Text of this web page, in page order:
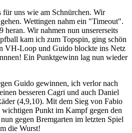
für uns wie am Schnürchen. Wir
Wettingen nahm ein "Timeout".
heran. Wir nahmen nun unsererseits
kam ich zum Topspin, ging schön
VH-Loop und Guido blockte ins Netz
Ein Punktgewinn lag nun wieder
Guido gewinnen, ich verlor nach
besseren Cagri und auch Daniel
(4,9,10). Mit dem Sieg von Fabio
Punkt im Kampf gegen den
gegen Bremgarten im letzten Spiel
die Wurst!